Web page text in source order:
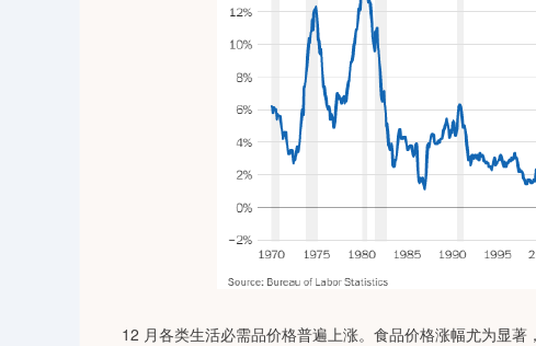
12 月各类生活必需品价格普遍上涨。食品价格涨幅尤为显著